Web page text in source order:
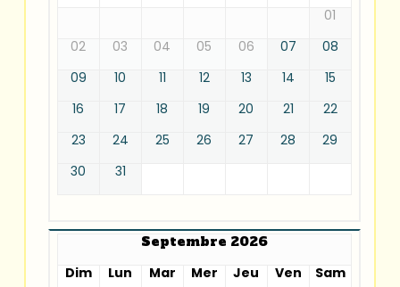
01
02
03 04 05 06 07
08
09
10 11 12 13 14
15
16
17 18 19 20 21
22
23
24 25 26 27 28
29
30
31
Septembre 2026
Dim
Lun Mar Mer Jeu Ven
Sam